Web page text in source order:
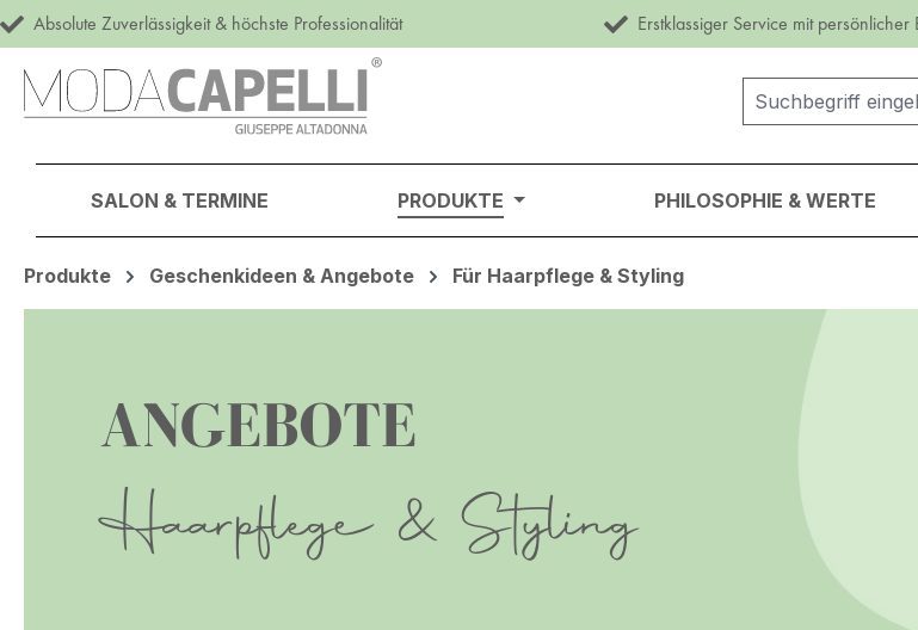
Hauptinhalt springen
Zur Suche springen
Zur Hauptnavigation springen
Absolute Zuverlässigkeit & höchste Professionalität Erstklassiger Service mit persönlicher
SALON & TERMINE PRODUKTE PHILOSOPHIE & WERTE
Produkte Geschenkideen & Angebote Für Haarpflege & Styling
ANGEBOTE
Haarpflege & Styling